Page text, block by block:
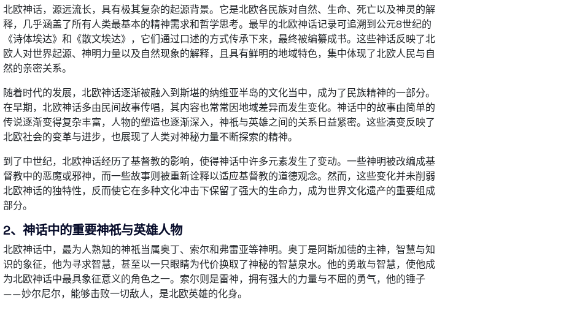
北欧神话，源远流长，具有极其复杂的起源背景。它是北欧各民族对自然、生命、死亡以及神灵的解
释，几乎涵盖了所有人类最基本的精神需求和哲学思考。最早的北欧神话记录可追溯到公元8世纪的
《诗体埃达》和《散文埃达》，它们通过口述的方式传承下来，最终被编纂成书。这些神话反映了北
欧人对世界起源、神明力量以及自然现象的解释，且具有鲜明的地域特色，集中体现了北欧人民与自
然的亲密关系。
随着时代的发展，北欧神话逐渐被融入到斯堪的纳维亚半岛的文化当中，成为了民族精神的一部分。
在早期，北欧神话多由民间故事传唱，其内容也常常因地域差异而发生变化。神话中的故事由简单的
传说逐渐变得复杂丰富，人物的塑造也逐渐深入，神祇与英雄之间的关系日益紧密。这些演变反映了
北欧社会的变革与进步，也展现了人类对神秘力量不断探索的精神。
到了中世纪，北欧神话经历了基督教的影响，使得神话中许多元素发生了变动。一些神明被改编成基
督教中的恶魔或邪神，而一些故事则被重新诠释以适应基督教的道德观念。然而，这些变化并未削弱
北欧神话的独特性，反而使它在多种文化冲击下保留了强大的生命力，成为世界文化遗产的重要组成
部分。
2、神话中的重要神祇与英雄人物
北欧神话中，最为人熟知的神祇当属奥丁、索尔和弗雷亚等神明。奥丁是阿斯加德的主神，智慧与知
识的象征，他为寻求智慧，甚至以一只眼睛为代价换取了神秘的智慧泉水。他的勇敢与智慧，使他成
为北欧神话中最具象征意义的角色之一。索尔则是雷神，拥有强大的力量与不屈的勇气，他的锤子
——妙尔尼尔，能够击败一切敌人，是北欧英雄的化身。